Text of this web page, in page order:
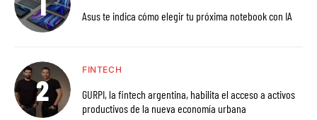
Asus te indica cómo elegir tu próxima notebook con IA
FINTECH
GURPI, la fintech argentina, habilita el acceso a activos
productivos de la nueva economía urbana